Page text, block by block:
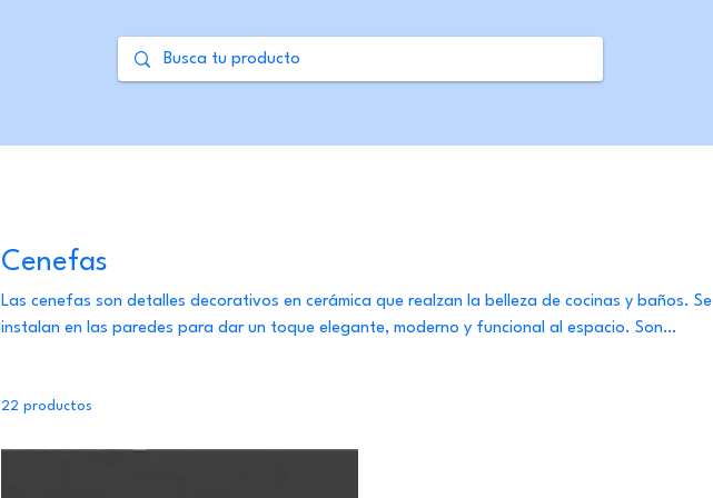
Cenefas
Las cenefas son detalles decorativos en cerámica que realzan la belleza de cocinas y baños. Se
instalan en las paredes para dar un toque elegante, moderno y funcional al espacio. Son
la diferencia.
22 productos